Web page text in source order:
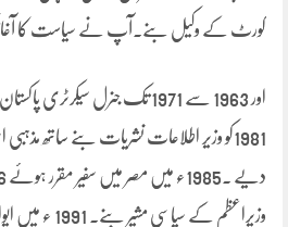
کورٹ کے وکیل بنے۔آپ نے سیاست کا آغاز
اور 1963 سے 1971 تک جنرل
1981کو وزیر اطلاعات نشریات بنے ساتھ
وزیراعظم کے